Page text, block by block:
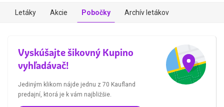
Letáky Akcie Pobočky Archív letákov
Vyskúšajte šikovný Kupino
vyhľadávač!
Jediným klikom nájde jednu z 70 Kaufland
predajní, ktorá je k vám najbližšie.